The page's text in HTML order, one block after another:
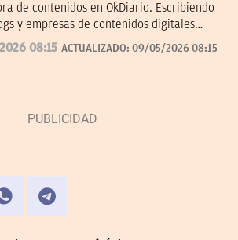
de contenidos en OkDiario. Escribiendo
y empresas de contenidos digitales
08:15 ACTUALIZADO: 09/05/2026 08:15